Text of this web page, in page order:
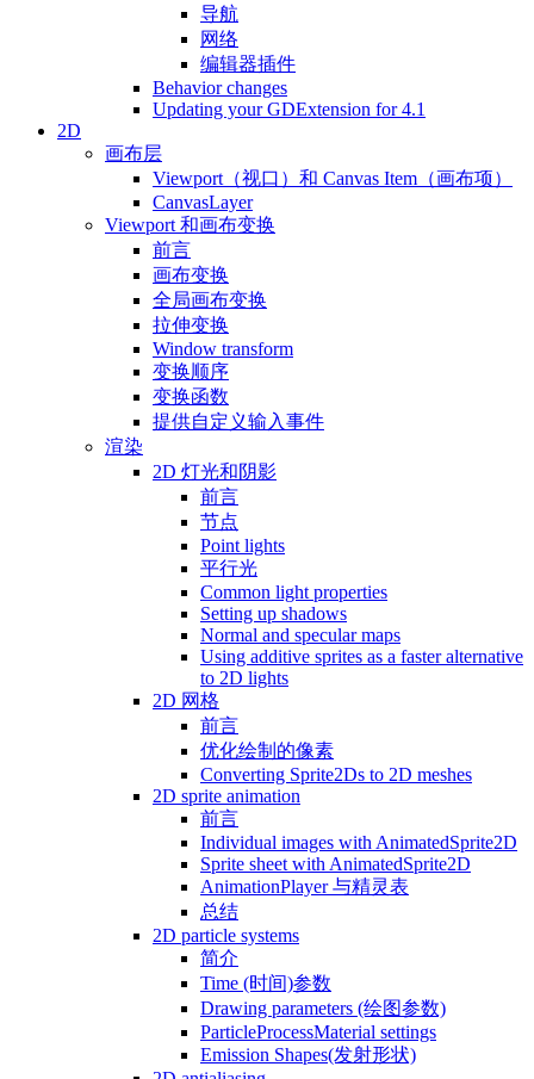
导航
网络
编辑器插件
Behavior changes
Updating your GDExtension for 4.1
2D
画布层
Viewport（视口）和 Canvas Item（画布项）
CanvasLayer
Viewport 和画布变换
前言
画布变换
全局画布变换
拉伸变换
Window transform
变换顺序
变换函数
提供自定义输入事件
渲染
2D 灯光和阴影
前言
节点
Point lights
平行光
Common light properties
Setting up shadows
Normal and specular maps
Using additive sprites as a faster alternative
to 2D lights
2D 网格
前言
优化绘制的像素
Converting Sprite2Ds to 2D meshes
2D sprite animation
前言
Individual images with AnimatedSprite2D
Sprite sheet with AnimatedSprite2D
AnimationPlayer 与精灵表
总结
2D particle systems
简介
Time (时间)参数
Drawing parameters (绘图参数)
ParticleProcessMaterial settings
Emission Shapes(发射形状)